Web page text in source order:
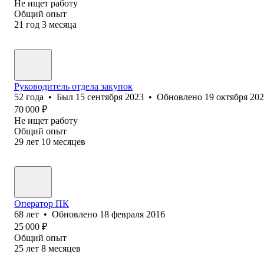
Не ищет работу
Общий опыт
21 год 3 месяца
Руководитель отдела закупок
52 года • Был 15 сентября 2023 • Обновлено 19 октября
70 000 ₽
Не ищет работу
Общий опыт
29 лет 10 месяцев
Оператор ПК
68 лет • Обновлено 18 февраля 2016
25 000 ₽
Общий опыт
25 лет 8 месяцев